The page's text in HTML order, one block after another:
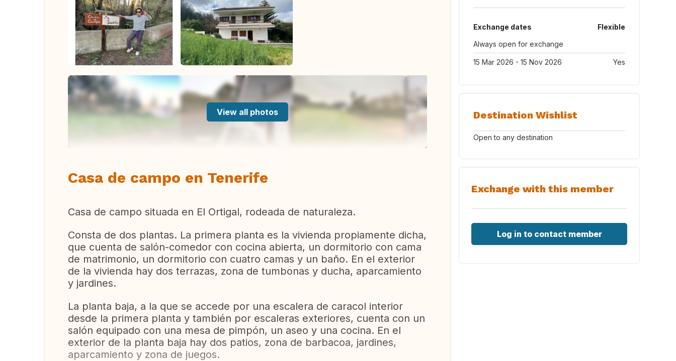
View all photos
Casa de campo en Tenerife
Casa de campo situada en El Ortigal, rodeada de naturaleza.
Consta de dos plantas. La primera planta es la vivienda propiamente dicha,
que cuenta de salón-comedor con cocina abierta, un dormitorio con cama
de matrimonio, un dormitorio con cuatro camas y un baño. En el exterior
de la vivienda hay dos terrazas, zona de tumbonas y ducha, aparcamiento
y jardines.
La planta baja, a la que se accede por una escalera de caracol interior
desde la primera planta y también por escaleras exteriores, cuenta con un
salón equipado con una mesa de pimpón, un aseo y una cocina. En el
exterior de la planta baja hay dos patios, zona de barbacoa, jardines,
aparcamiento y zona de juegos.
Exchange dates
Flexible
Always open for exchange
15 Mar 2026 - 15 Nov 2026 Yes
Destination Wishlist
Open to any destination
Exchange with this member
Log in to contact member